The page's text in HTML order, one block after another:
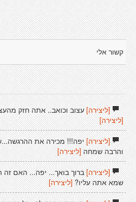
קשור אלי
[ליצירה]עצוב וכואב.. אתה חזק
[ליצירה]
[ליצירה]יפה!!! מכירה את
והרבה שמחה[ליצירה]
[ליצירה]ברוך בואך... יפה... האם זה
שמא אתה עליו? [ליצירה]